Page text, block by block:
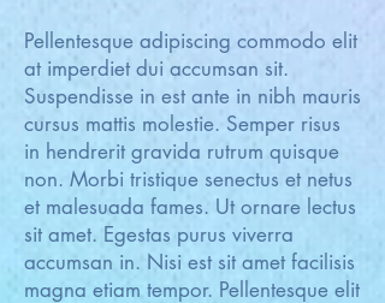
Pellentesque adipiscing commodo elit
at imperdiet dui accumsan sit.
Suspendisse in est ante in nibh mauris
cursus mattis molestie. Semper risus
in hendrerit gravida rutrum quisque
non. Morbi tristique senectus et netus
et malesuada fames. Ut ornare lectus
sit amet. Egestas purus viverra
accumsan in. Nisi est sit amet facilisis
magna etiam tempor. Pellentesque elit